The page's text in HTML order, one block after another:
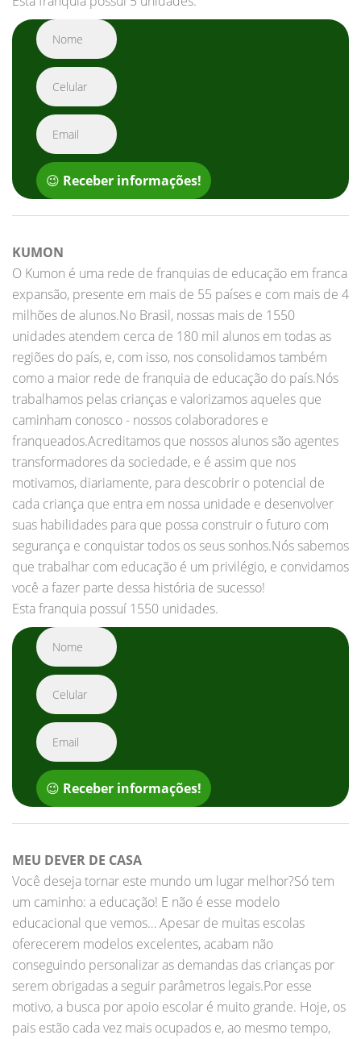
😉 Receber informações!
KUMON
O Kumon é uma rede de franquias de educação em franca
expansão, presente em mais de 55 países e com mais de 4
milhões de alunos.No Brasil, nossas mais de 1550
unidades atendem cerca de 180 mil alunos em todas as
regiões do país, e, com isso, nos consolidamos também
como a maior rede de franquia de educação do país.Nós
trabalhamos pelas crianças e valorizamos aqueles que
caminham conosco - nossos colaboradores e
franqueados.Acreditamos que nossos alunos são agentes
transformadores da sociedade, e é assim que nos
motivamos, diariamente, para descobrir o potencial de
cada criança que entra em nossa unidade e desenvolver
suas habilidades para que possa construir o futuro com
segurança e conquistar todos os seus sonhos.Nós sabemos
que trabalhar com educação é um privilégio, e convidamos
você a fazer parte dessa história de sucesso!
Esta franquia possuí 1550 unidades.
😉 Receber informações!
MEU DEVER DE CASA
Você deseja tornar este mundo um lugar melhor?Só tem
um caminho: a educação! E não é esse modelo
educacional que vemos… Apesar de muitas escolas
oferecerem modelos excelentes, acabam não
conseguindo personalizar as demandas das crianças por
serem obrigadas a seguir parâmetros legais.Por esse
motivo, a busca por apoio escolar é muito grande. Hoje, os
pais estão cada vez mais ocupados e, ao mesmo tempo,